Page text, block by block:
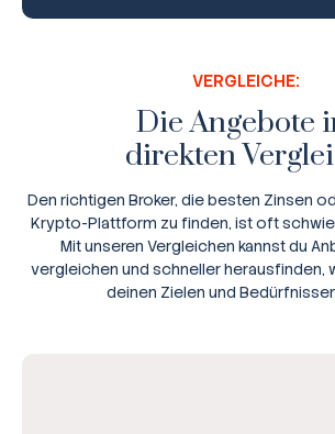
VERGLEICHE:
Die Angebote
direkten
Den richtigen Broker, die besten Zinsen
Krypto-Plattform zu finden, ist oft
Mit unseren Vergleichen kannst du
vergleichen und schneller herausfinden,
deinen Zielen und